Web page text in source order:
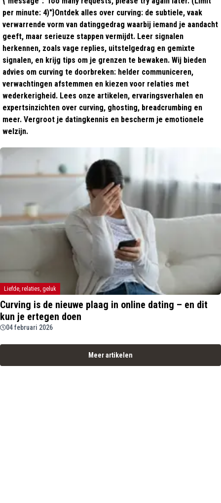
per minute: 4)"}Ontdek alles over curving: de subtiele, vaak
verwarrende vorm van datinggedrag waarbij iemand je aandacht
geeft, maar serieuze stappen vermijdt. Leer signalen
herkennen, zoals vage replies, uitstelgedrag en gemixte
signalen, en krijg tips om je grenzen te bewaken. Wij bieden
advies om curving te doorbreken: helder communiceren,
verwachtingen afstemmen en kiezen voor relaties met
wederkerigheid. Lees onze artikelen, ervaringsverhalen en
expertsinzichten over curving, ghosting, breadcrumbing en
meer. Vergroot je datingkennis en bescherm je emotionele
welzijn.
Liefde, relaties, geluk
Curving is de nieuwe plaag in online dating – en dit
kun je ertegen doen
04 februari 2026
Meer artikelen